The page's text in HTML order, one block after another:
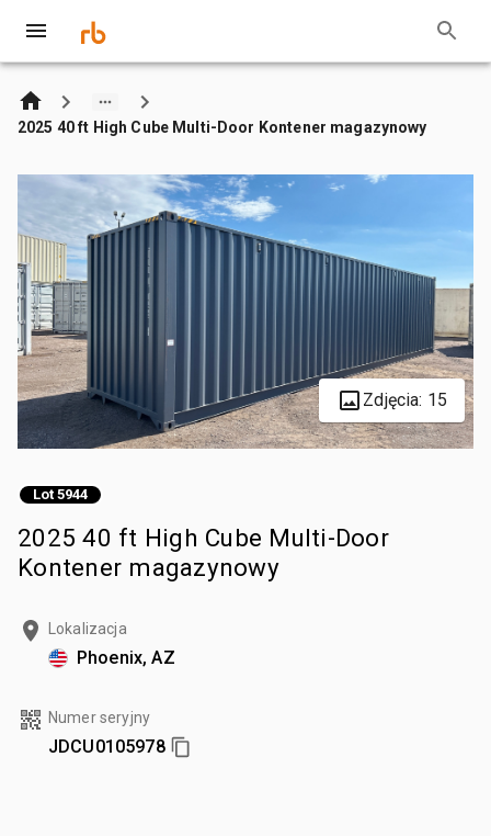
2025 40 ft High Cube Multi-Door Kontener magazynowy
Zdjęcia: 15
Lot 5944
2025 40 ft High Cube Multi-Door
Kontener magazynowy
Lokalizacja
Phoenix, AZ
Numer seryjny
JDCU0105978